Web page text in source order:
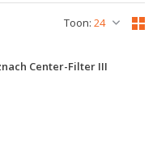
Toon:
Center-Filter III